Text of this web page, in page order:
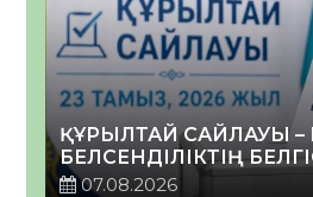
ҚҰРЫЛТАЙ САЙЛАУЫ –
БЕЛСЕНДІЛІКТІҢ
07.08.2026